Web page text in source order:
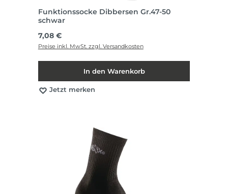
Funktionssocke Dibbersen Gr.47-50
schwar
Regulärer Preis:
7,08 €
Preise inkl. MwSt. zzgl. Versandkosten
In den Warenkorb
Jetzt merken